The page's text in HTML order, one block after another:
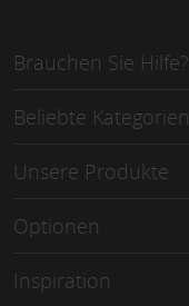
Brauchen Sie Hilfe?
Beliebte Kategorien
Unsere Produkte
Optionen
Inspiration